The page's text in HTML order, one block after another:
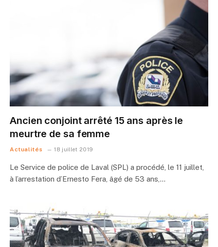
Ancien conjoint arrêté 15 ans après le
meurtre de sa femme
Actualités 18 juillet 2019
Le Service de police de Laval (SPL) a procédé, le 11 juillet,
à l’arrestation d’Ernesto Fera, âgé de 53 ans,…